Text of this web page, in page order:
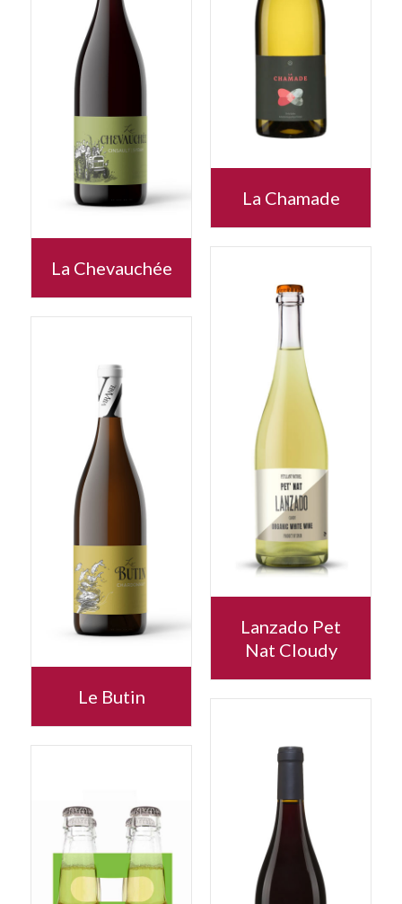
La Chamade
La Chevauchée
Lanzado Pet
Nat Cloudy
Le Butin